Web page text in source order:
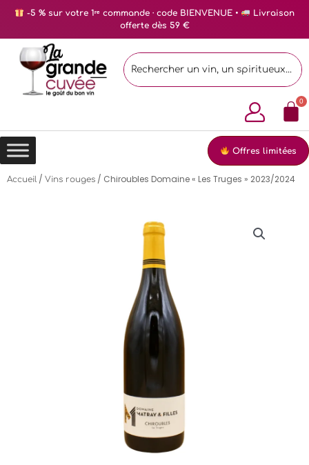
-5 % sur votre 1ʳᵉ commande · code BIENVENUE •
Livraison
offerte dès 59 €
Offres limitées
Accueil / Vins rouges / Chiroubles Domaine « Les Truges » 2023/2024